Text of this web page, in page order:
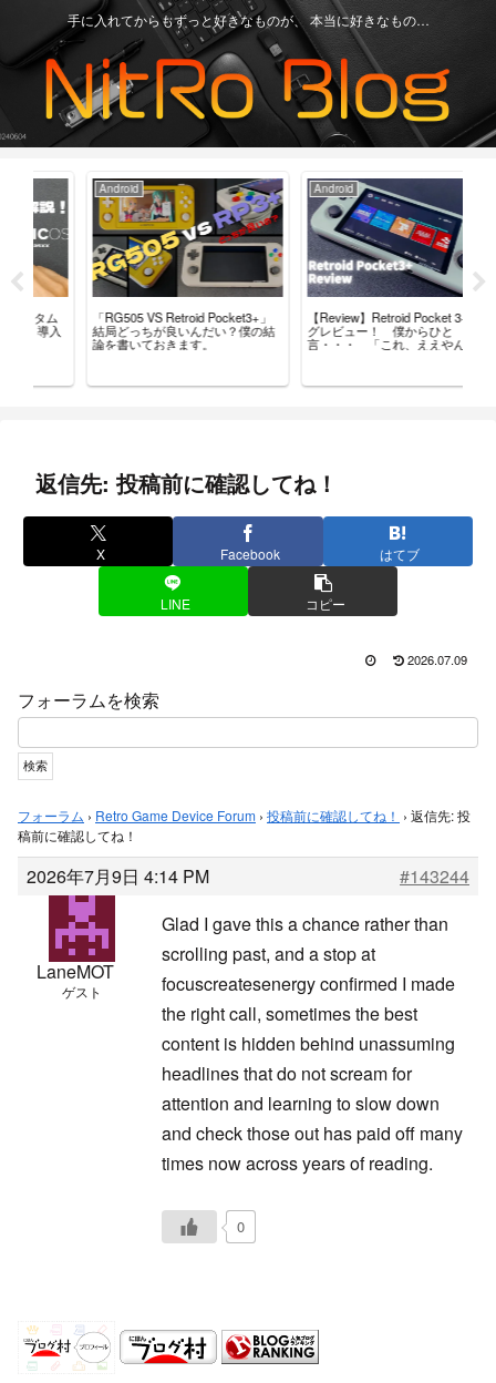
手に入れてからもずっと好きなものが、 本当に好きなもの…
「RG505 VS Retroid Pocket3+」
結局どっちが良いんだい？僕の結
論を書いておきます。
Android
【Review】Retroid Pocket 3+ ブロ
グレビュー！ 僕からひと
言・・・ 「これ、ええやん」
返信先: 投稿前に確認してね！
X Facebook はてブ
LINE コピー
2026.07.09
フォーラムを検索
フォーラム › Retro Game Device Forum › 投稿前に確認してね！ › 返信先: 投
稿前に確認してね！
2026年7月9日 4:14 PM #143244
LaneMOT
ゲスト
Glad I gave this a chance rather than
scrolling past, and a stop at
focuscreatesenergy confirmed I made
the right call, sometimes the best
content is hidden behind unassuming
headlines that do not scream for
attention and learning to slow down
and check those out has paid off many
times now across years of reading.
0